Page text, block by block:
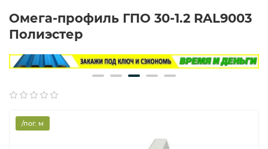
Омега-профиль ГПО 30-1.2 RAL9003
Полиэстер
/пог. м